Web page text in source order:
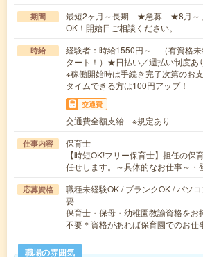
期間
最短2ヶ月～長期 ★急募 ★8月～
OK！開始日ご相談ください。
時給
経験者：時給1550円～ （有資格未
タート！）★日払い／週払い制度あ
※稼働開始時は手続き完了次第のお
タイムできる方は100円アップ！
交通費
交通費全額支給 ※規定あり
仕事内容
保育士
【時短OK!フリー保育士】担任の保
任せします。～具体的なお仕事～
応募資格
職種未経験OK / ブランクOK / パソ
要
保育士・保母・幼稚園教諭資格をお
不要＊資格があれば保育園でのお
職場の雰囲気